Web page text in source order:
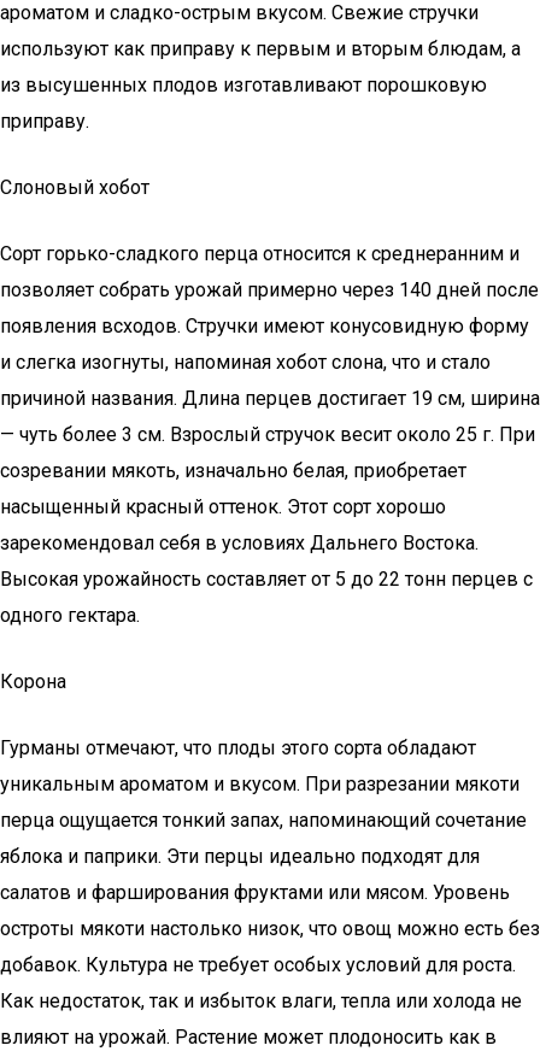
ароматом и сладко-острым вкусом. Свежие стручки
используют как приправу к первым и вторым блюдам, а
из высушенных плодов изготавливают порошковую
приправу.
Слоновый хобот
Сорт горько-сладкого перца относится к среднеранним и
позволяет собрать урожай примерно через 140 дней после
появления всходов. Стручки имеют конусовидную форму
и слегка изогнуты, напоминая хобот слона, что и стало
причиной названия. Длина перцев достигает 19 см, ширина
— чуть более 3 см. Взрослый стручок весит около 25 г. При
созревании мякоть, изначально белая, приобретает
насыщенный красный оттенок. Этот сорт хорошо
зарекомендовал себя в условиях Дальнего Востока.
Высокая урожайность составляет от 5 до 22 тонн перцев с
одного гектара.
Корона
Гурманы отмечают, что плоды этого сорта обладают
уникальным ароматом и вкусом. При разрезании мякоти
перца ощущается тонкий запах, напоминающий сочетание
яблока и паприки. Эти перцы идеально подходят для
салатов и фарширования фруктами или мясом. Уровень
остроты мякоти настолько низок, что овощ можно есть без
добавок. Культура не требует особых условий для роста.
Как недостаток, так и избыток влаги, тепла или холода не
влияют на урожай. Растение может плодоносить как в